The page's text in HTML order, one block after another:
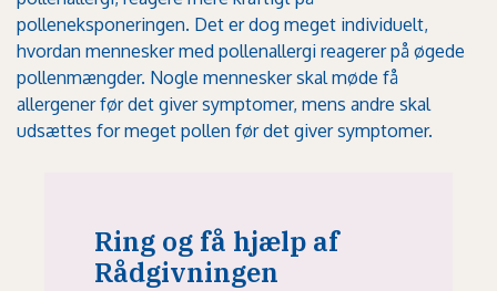
polleneksponeringen. Det er dog meget individuelt,
hvordan mennesker med pollenallergi reagerer på øgede
pollenmængder. Nogle mennesker skal møde få
allergener før det giver symptomer, mens andre skal
udsættes for meget pollen før det giver symptomer.
Ring og få hjælp af
Rådgivningen